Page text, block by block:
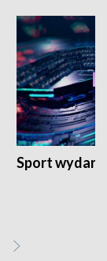
Sport